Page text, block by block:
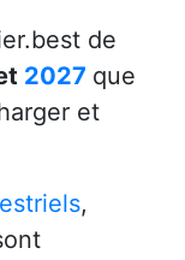
de
2027 que
et
,